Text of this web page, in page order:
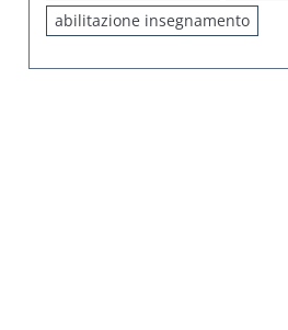
abilitazione insegnamento